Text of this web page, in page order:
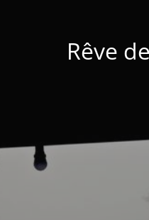
Rêve